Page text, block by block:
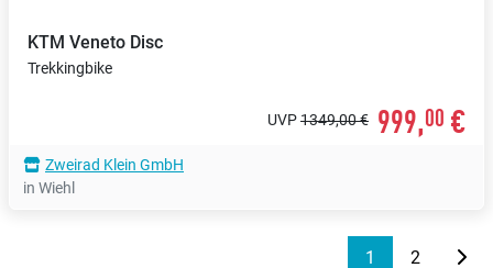
KTM Veneto Disc
Trekkingbike
UVP1349,00 € 999,00 €
Zweirad Klein GmbH
in Wiehl
1 2